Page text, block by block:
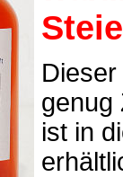
genug
ist in